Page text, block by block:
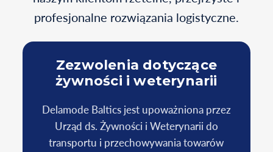
profesjonalne rozwiązania logistyczne.
Zezwolenia dotyczące
żywności i weterynarii
Delamode Baltics jest upoważniona przez
Urząd ds. Żywności i Weterynarii do
transportu i przechowywania towarów